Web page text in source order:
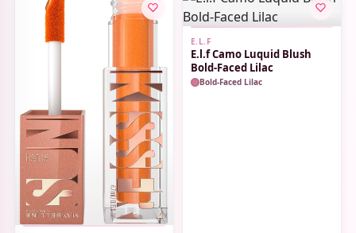
E.L.F
E.l.f Camo Luquid Blush
Bold-Faced Lilac
Bold-Faced Lilac